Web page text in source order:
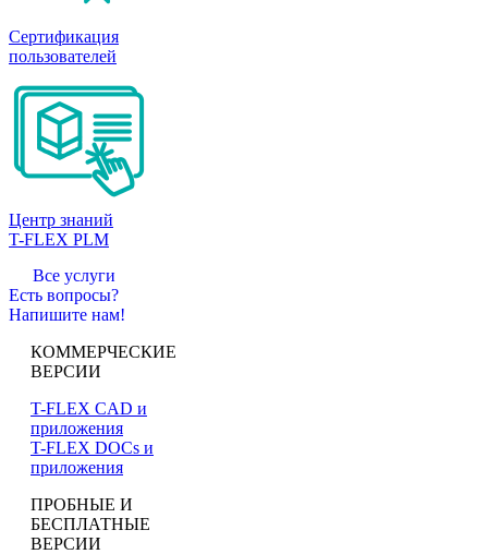
Сертификация
пользователей
Центр знаний
T-FLEX PLM
Все услуги
Есть вопросы?
Напишите нам!
КОММЕРЧЕСКИЕ
ВЕРСИИ
T-FLEX CAD и
приложения
T-FLEX DOCs и
приложения
ПРОБНЫЕ И
БЕСПЛАТНЫЕ
ВЕРСИИ